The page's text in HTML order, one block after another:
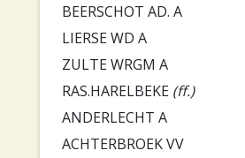
BEERSCHOT AD. A
LIERSE WD A
ZULTE WRGM A
RAS.HARELBEKE (ff.)
ANDERLECHT A
ACHTERBROEK VV